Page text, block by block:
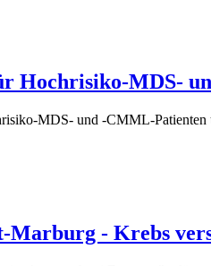
Hochrisiko-MDS-
MDS- und -CMML-
- Krebs